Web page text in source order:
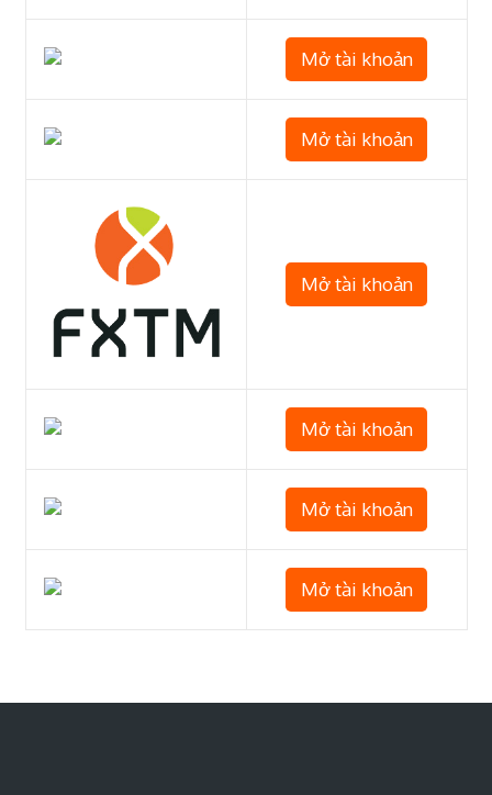
Mở tài khoản
Mở tài khoản
Mở tài khoản
Mở tài khoản
Mở tài khoản
Mở tài khoản